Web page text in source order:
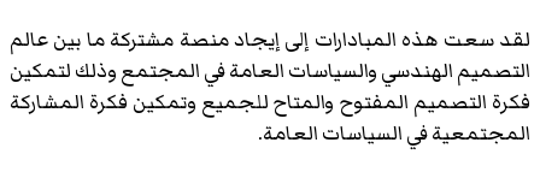
لقد سعت هذه المبادارات إلى إيجاد منصة مشتركة ما بين عالم
التصميم الهندسي والسياسات العامة في المجتمع وذلك لتمكين
فكرة التصميم المفتوح والمتاح للجميع وتمكين فكرة المشاركة
المجتمعية في السياسات العامة.